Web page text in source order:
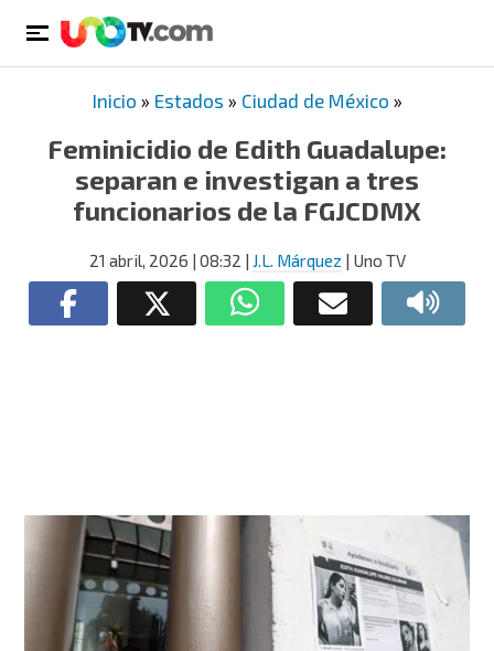
Inicio » Estados » Ciudad de México »
Feminicidio de Edith Guadalupe:
separan e investigan a tres
funcionarios de la FGJCDMX
21 abril, 2026 | 08:32 | J.L. Márquez | Uno TV